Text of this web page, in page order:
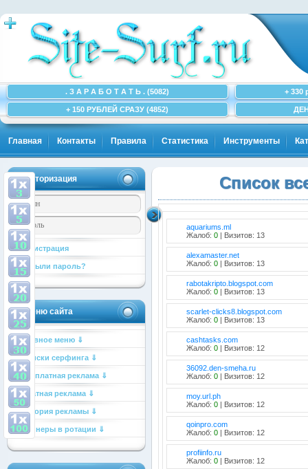
. З А Р А Б О Т А Т Ь . (5082) + 330
+ 150 РУБЛЕЙ СРАЗУ (4852)
Главная Контакты Правила Статистика Инструменты
Авторизация
Регистрация
Забыли пароль?
Меню сайта
Главное меню ⇓
Списки серфинга ⇓
Бесплатная реклама ⇓
Платная реклама ⇓
История рекламы ⇓
Баннеры в ротации ⇓
Список
aquariums.ml
Жалоб: 0 | Визитов: 13
alexamaster.net
Жалоб: 0 | Визитов: 13
rabotakripto.blogspot.com
Жалоб: 0 | Визитов: 13
scarlet-clicks8.blogspot.com
Жалоб: 0 | Визитов: 13
cashtasks.com
Жалоб: 0 | Визитов: 12
36092.den-smeha.ru
Жалоб: 0 | Визитов: 12
moy.url.ph
Жалоб: 0 | Визитов: 12
qoinpro.com
Жалоб: 0 | Визитов: 12
profiinfo.ru
Жалоб: 0 | Визитов: 12